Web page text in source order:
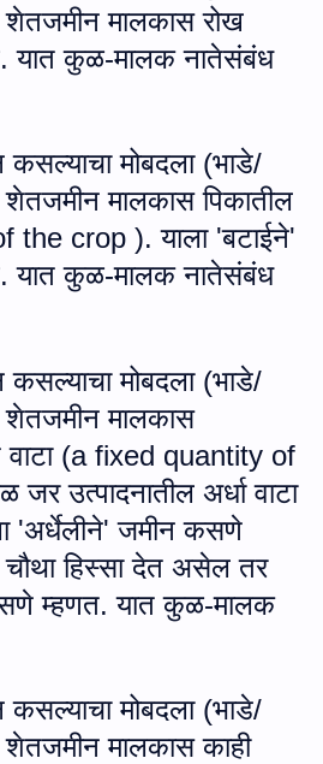
मालकास रोख
यात कुळ-मालक नातेसंबंध
मोबदला (भाडे/
मालकास पिकातील
the crop ). याला 'बटाईने'
यात कुळ-मालक नातेसंबंध
मोबदला (भाडे/
मालकास
वाटा (a fixed quantity of
उत्‍पादनातील अर्धा वाटा
'अर्धेलीने' जमीन कसणे
हिस्‍सा देत असेल तर
म्‍हणत.यात कुळ-मालक
मोबदला (भाडे/
मालकास काही